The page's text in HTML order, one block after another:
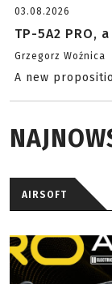
03.08.2026
TP-5A2 PRO,
Grzegorz Woźnica
A new
AIRSOFT